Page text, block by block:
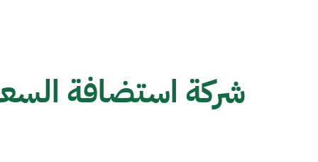
شركة استضافة